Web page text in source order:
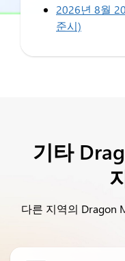
2026년 8월
준시)
기타
다른 지역의 Dragon